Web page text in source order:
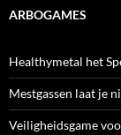
ARBOGAMES
Healthymetal het
Mestgassen laat je
Veiligheidsgame